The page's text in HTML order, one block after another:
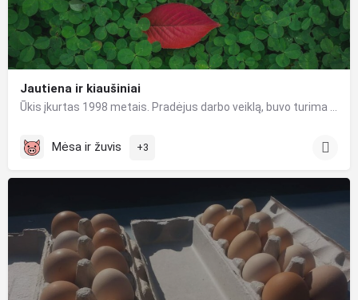
Jautiena ir kiaušiniai
Mėsa ir žuvis +3